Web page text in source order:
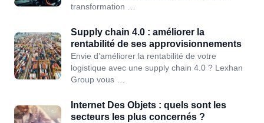
transformation …
Supply chain 4.0 : améliorer la
rentabilité de ses approvisionnements
Envie d’améliorer la rentabilité de votre
logistique avec une supply chain 4.0 ? Lexhan
Group vous …
Internet Des Objets : quels sont les
secteurs les plus concernés ?